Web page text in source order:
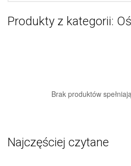
Produkty z kategorii:
Brak produktów
Najczęściej czytane